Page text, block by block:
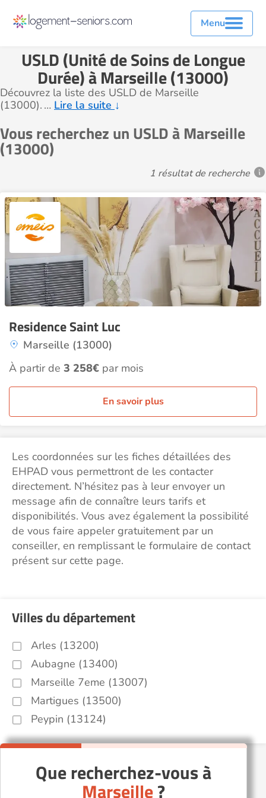
Menu
USLD (Unité de Soins de Longue
Durée) à Marseille (13000)
Découvrez la liste des USLD de Marseille
(13000). … Lire la suite ↓
Vous recherchez un USLD à Marseille
(13000)
1 résultat de recherche
Residence Saint Luc
Marseille (13000)
À partir de 3 258€ par mois
En savoir plus
Les coordonnées sur les fiches détaillées des
EHPAD vous permettront de les contacter
directement. N’hésitez pas à leur envoyer un
message afin de connaître leurs tarifs et
disponibilités. Vous avez également la possibilité
de vous faire appeler gratuitement par un
conseiller, en remplissant le formulaire de contact
présent sur cette page.
Villes du département
Arles (13200)
Aubagne (13400)
Marseille 7eme (13007)
Martigues (13500)
Peypin (13124)
Que recherchez-vous à
Marseille?